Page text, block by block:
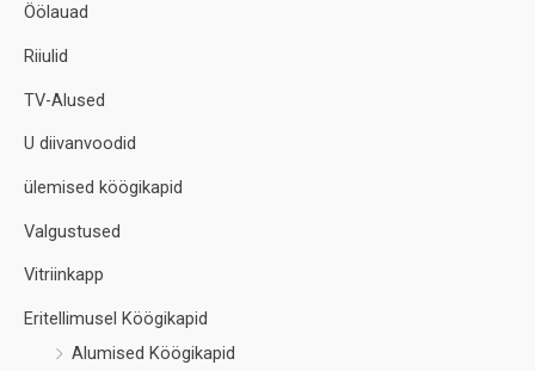
Öölauad
Riiulid
TV-Alused
U diivanvoodid
ülemised köögikapid
Valgustused
Vitriinkapp
Eritellimusel Köögikapid
Alumised Köögikapid